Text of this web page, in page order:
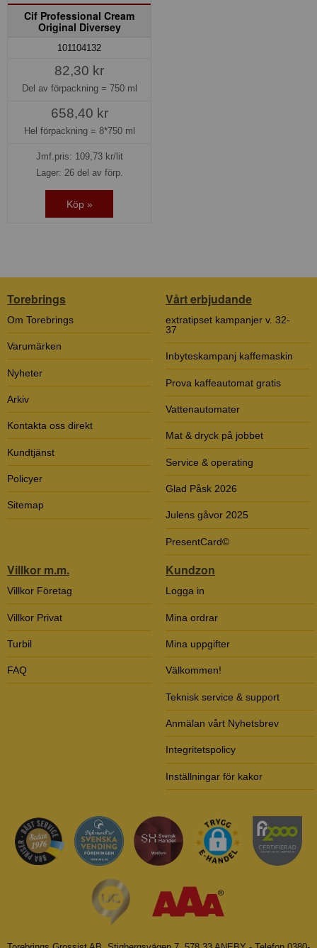
Cif Professional Cream
Original Diversey
101104132
82,30 kr
Del av förpackning = 750 ml
658,40 kr
Hel förpackning = 8*750 ml
Jmf.pris: 109,73kr/lit
Lager: 26 del av förp.
Köp »
Torebrings
Om Torebrings
Varumärken
Nyheter
Arkiv
Kontakta oss direkt
Kundtjänst
Policyer
Sitemap
Vårt erbjudande
extratipset kampanjer v. 32-
37
Inbyteskampanj kaffemaskin
Prova kaffeautomat gratis
Vattenautomater
Mat & dryck på jobbet
Service & operating
Glad Påsk 2026
Julens gåvor 2025
PresentCard©
Villkor m.m.
Villkor Företag
Villkor Privat
Turbil
FAQ
Kundzon
Logga in
Mina ordrar
Mina uppgifter
Välkommen!
Teknisk service & support
Anmälan vårt Nyhetsbrev
Integritetspolicy
Inställningar för kakor